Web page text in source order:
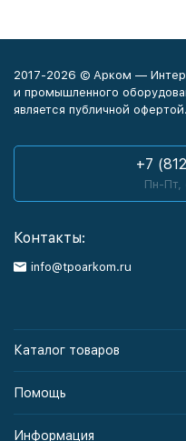
2017-2026 © Арком —
и промышленного
является публичной офертой.
+7
Пн-Пт,
Контакты:
info@tpoarkom.ru
Каталог товаров
Помощь
Информация